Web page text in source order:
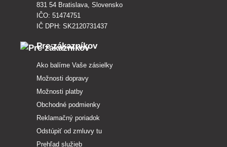
831 54 Bratislava, Slovensko
IČO: 51474751
IČ DPH: SK2120731437
Pre zákazníkov
Ako balíme Vaše zásielky
Možnosti dopravy
Možnosti platby
Obchodné podmienky
Reklamačný poriadok
Odstúpiť od zmluvy tu
Prehľad služieb